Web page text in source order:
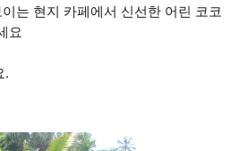
는 현지 카페에서 신선한 어린 코코
요
.